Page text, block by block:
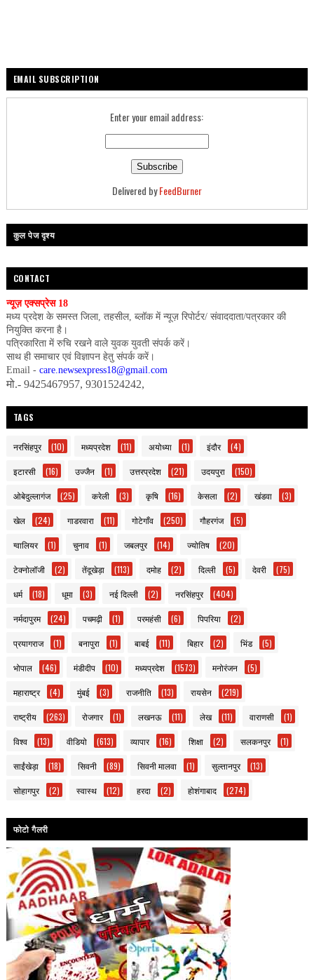
EMAIL SUBSCRIPTION
Enter your email address:
Delivered byFeedBurner
कुल पेज दृश्य
CONTACT
न्यूज़ एक्सप्रेस 18
मध्य प्रदेश के समस्त जिला, तहसील, ब्लॉक में न्यूज़ रिपोर्टर/ संवाददाता/पत्रकार की
नियुक्ति करना है।
पत्रिकारिता में रुचि रखने वाले युवक युवती संपर्क करें।
साथ ही समाचार एवं विज्ञापन हेतु संपर्क करें।
Email - care.newsexpress18@gmail.com
मो.- 9425467957, 9301524242,
TAGS
नरसिंहपुर (10) मध्यप्रदेश (11) अयोध्या (1) इंदौर (4)
इटारसी (16) उज्जैन (1) उत्तरप्रदेश (21) उदयपुरा (150)
ओबेदुल्लागंज (25) करेली (3) कृषि (16) केसला (2) खंडवा (3)
खेल (24) गाडरवारा (11) गोटेगाँव (250) गौहरगंज (5)
ग्वालियर (1) चुनाव (1) जबलपुर (14) ज्योतिष (20)
टेक्नोलॉजी (2) तेंदूखेड़ा (113) दमोह (2) दिल्ली (5) देवरी (75)
धर्म (18) धूमा (3) नई दिल्ली (2) नरसिंहपुर (404)
नर्मदापुरम (24) पचमढ़ी (1) परमहंसी (6) पिपरिया (2)
प्रयागराज (1) बनापुरा (1) बाबई (11) बिहार (2) भिंड (5)
भोपाल (46) मंडीदीप (10) मध्यप्रदेश (1573) मनोरंजन (5)
महाराष्ट्र (4) मुंबई (3) राजनीति (13) रायसेन (219)
राष्ट्रीय (263) रोजगार (1) लखनऊ (11) लेख (11) वाराणसी (1)
विश्व (13) वीडियो (613) व्यापार (16) शिक्षा (2) सलकनपुर (1)
साईंखेड़ा (18) सिवनी (89) सिवनी मालवा (1) सुल्तानपुर (13)
सोहागपुर (2) स्वास्थ (12) हरदा (2) होशंगाबाद (274)
फोटो गैलरी